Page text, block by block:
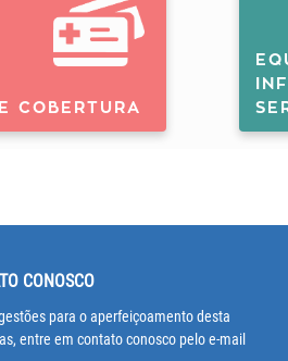
COBERTURA
CONOSCO
para o aperfeiçoamento desta
entre em contato conosco pelo e-mail